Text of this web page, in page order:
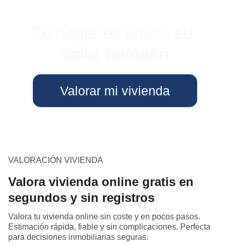
Valorar mi vivienda
VALORACIÓN VIVIENDA
Valora vivienda online gratis en
segundos y sin registros
Valora tu vivienda online sin coste y en pocos pasos.
Estimación rápida, fiable y sin complicaciones. Perfecta
para decisiones inmobiliarias seguras.